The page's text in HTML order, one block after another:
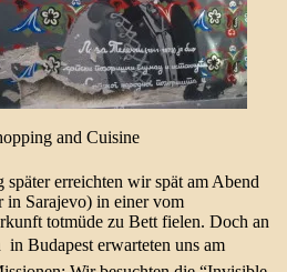
erreichten wir spät am Abend
Sarajevo) in einer vom
totmüde zu Bett fielen. Doch an
in Budapest erwarteten uns am